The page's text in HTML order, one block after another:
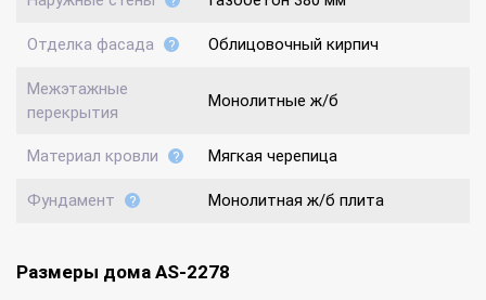
Отделка фасада Облицовочный кирпич
Межэтажные
перекрытия
Монолитные ж/б
Материал кровли Мягкая черепица
Фундамент Монолитная ж/б плита
Размеры дома AS-2278